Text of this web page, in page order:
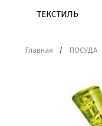
ТЕКСТИЛЬ
Главная / ПОСУДА